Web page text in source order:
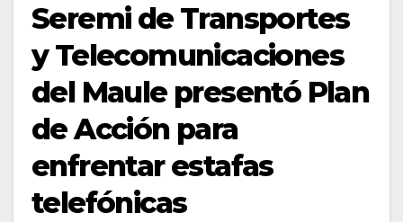
Seremi de Transportes
y Telecomunicaciones
del Maule presentó Plan
de Acción para
enfrentar estafas
telefónicas